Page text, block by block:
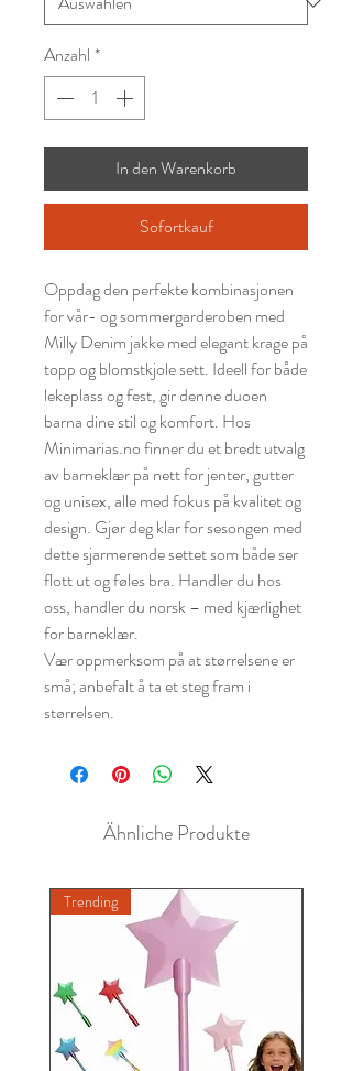
Anzahl *
In den Warenkorb
Sofortkauf
Oppdag den perfekte kombinasjonen
for vår- og sommergarderoben med
Milly Denim jakke med elegant krage på
topp og blomstkjole sett. Ideell for både
lekeplass og fest, gir denne duoen
barna dine stil og komfort. Hos
Minimarias.no finner du et bredt utvalg
av barneklær på nett for jenter, gutter
og unisex, alle med fokus på kvalitet og
design. Gjør deg klar for sesongen med
dette sjarmerende settet som både ser
flott ut og føles bra. Handler du hos
oss, handler du norsk – med kjærlighet
for barneklær.
Vær oppmerksom på at størrelsene er
små; anbefalt å ta et steg fram i
størrelsen.
Ähnliche Produkte
Trending